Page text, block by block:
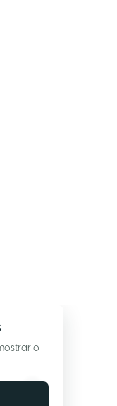
o